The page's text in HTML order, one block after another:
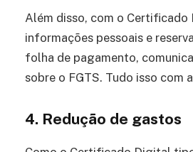
Além disso, com o Certificado
informações pessoais e
folha de pagamento,
sobre o FGTS. Tudo isso com
4. Redução de gastos